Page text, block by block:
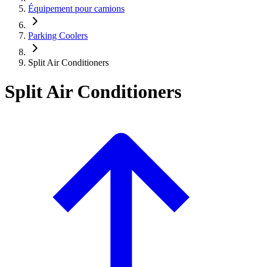
Équipement pour camions
Parking Coolers
Split Air Conditioners
Split Air Conditioners